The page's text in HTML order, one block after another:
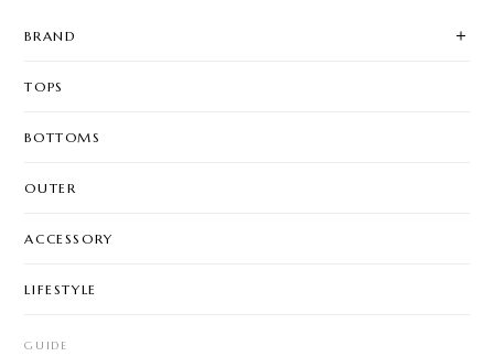
BRAND
TOPS
BOTTOMS
OUTER
ACCESSORY
LIFESTYLE
GUIDE